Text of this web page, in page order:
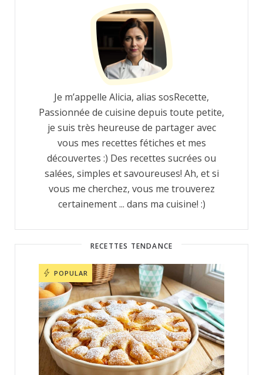
Je m’appelle Alicia, alias sosRecette,
Passionnée de cuisine depuis toute petite,
je suis très heureuse de partager avec
vous mes recettes fétiches et mes
découvertes :) Des recettes sucrées ou
salées, simples et savoureuses! Ah, et si
vous me cherchez, vous me trouverez
certainement ... dans ma cuisine! :)
RECETTES TENDANCE
POPULAR